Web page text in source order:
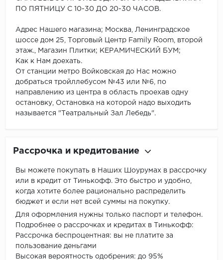
ПО ПЯТНИЦУ С 10-30 ДО 20-30 ЧАСОВ.
Адрес Нашего магазина; Москва, Ленинградское
шоссе дом 25, Торговый Центр Family Room, второй
этаж., Магазин Плитки; КЕРАМИЧЕСКИЙ БУМ;
Как к Нам доехать.
От станции метро Войковская до Нас можно
добраться тройллебусом №43 или №6, по
направлению из центра в область проехав одну
остановку, Остановка на которой надо выходить
называется "Театральный Зал Лебедь".
Рассрочка и кредитование
Вы можете покупать в Наших Шоурумах в рассрочку
или в кредит от Тинькофф. Это быстро и удобно,
когда хотите более рационально распределить
бюджет и если нет всей суммы на покупку.
Для оформления нужны только паспорт и телефон.
Подробнее о рассрочках и кредитах в Тинькофф:
Рассрочка беспроцентная: вы не платите за
пользование деньгами
Высокая вероятность одобрения: до 95%